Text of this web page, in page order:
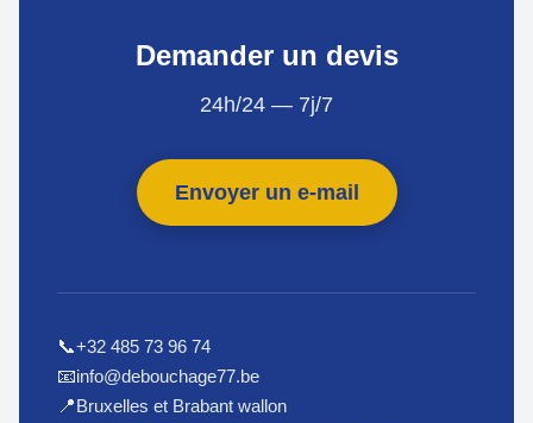
Demander un devis
24h/24 — 7j/7
Envoyer un e-mail
📞+32 485 73 96 74
📧info@debouchage77.be
📍Bruxelles et Brabant wallon